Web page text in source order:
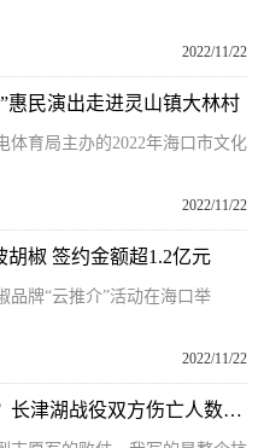
2022/11/22
惠民演出走进灵山镇大林村
体育局主办的2022年海口市文化
2022/11/22
胡椒 签约金额超1.2亿元
品牌“云推介”活动在海口举
2022/11/22
长津湖战役真实的情况是什么？长津湖战役双方伤亡人数是多少呢？